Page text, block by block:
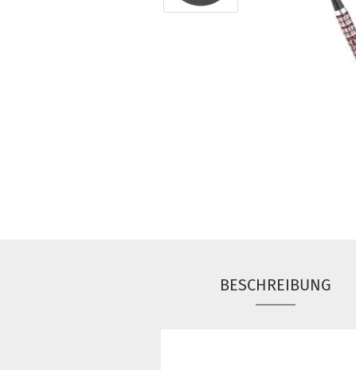
BESCHREIBUNG